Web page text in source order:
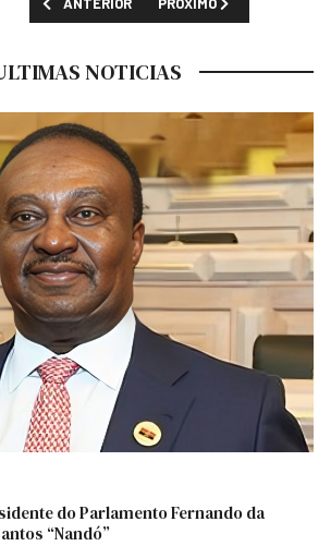
ANTERIOR PRÓXIMO
NOTICIAS
do Parlamento Fernando da
“Nandó”